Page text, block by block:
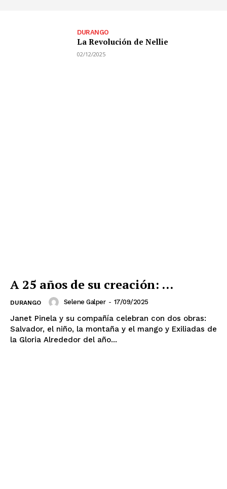
DURANGO
La Revolución de Nellie
02/12/2025
A 25 años de su creación: ...
DURANGO Selene Galper - 17/09/2025
Janet Pinela y su compañía celebran con dos obras:
Salvador, el niño, la montaña y el mango y Exiliadas de
la Gloria Alrededor del año...